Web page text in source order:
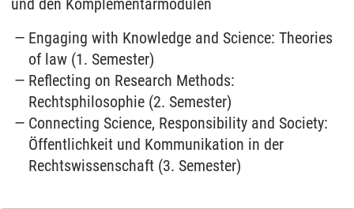
Engaging with Knowledge and Science: Theories
of law (1. Semester)
Reflecting on Research Methods:
Rechtsphilosophie (2. Semester)
Connecting Science, Responsibility and Society:
Öffentlichkeit und Kommunikation in der
Rechtswissenschaft (3. Semester)